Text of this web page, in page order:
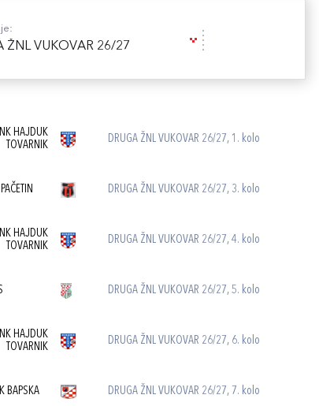
ŽNL VUKOVAR 26/27
NK HAJDUK
TOVARNIK
DRUGA ŽNL VUKOVAR 26/27, 1. kolo
DRUGA ŽNL VUKOVAR 26/27, 3. kolo
NK HAJDUK
TOVARNIK
DRUGA ŽNL VUKOVAR 26/27, 4. kolo
DRUGA ŽNL VUKOVAR 26/27, 5. kolo
NK HAJDUK
TOVARNIK
DRUGA ŽNL VUKOVAR 26/27, 6. kolo
BAPSKA DRUGA ŽNL VUKOVAR 26/27, 7. kolo